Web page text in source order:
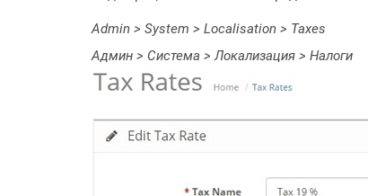
Admin > System > Localisation > Taxes
Админ > Система > Локализация > Налоги